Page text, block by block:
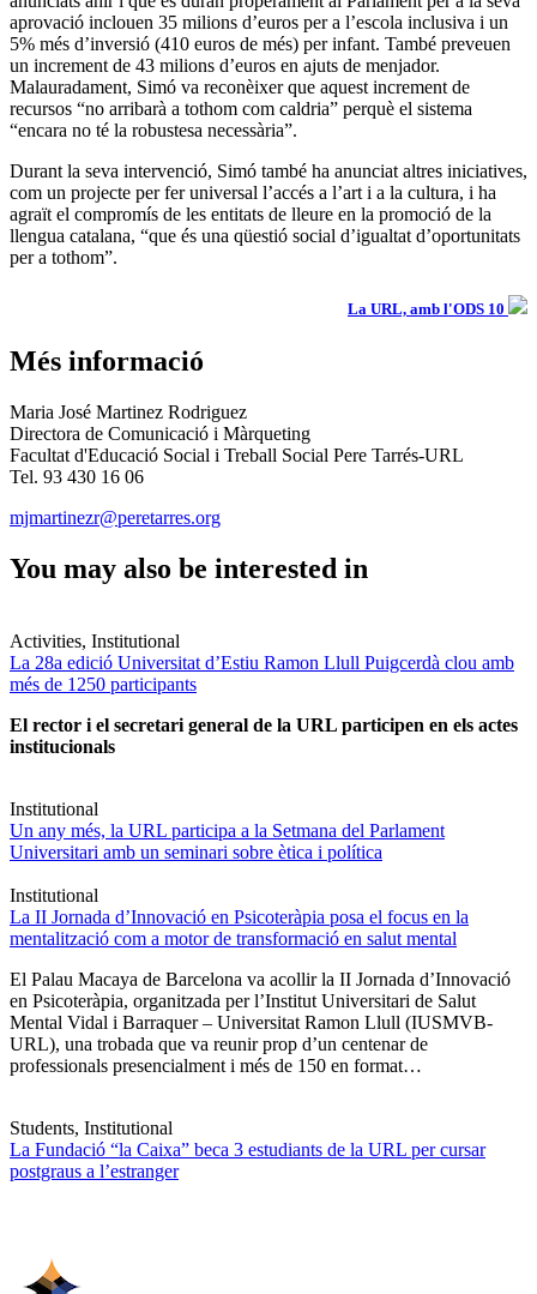
aprovació inclouen 35 milions d’euros per a l’escola inclusiva i un
5% més d’inversió (410 euros de més) per infant. També preveuen
un increment de 43 milions d’euros en ajuts de menjador.
Malauradament, Simó va reconèixer que aquest increment de
recursos “no arribarà a tothom com caldria” perquè el sistema
“encara no té la robustesa necessària”.
Durant la seva intervenció, Simó també ha anunciat altres iniciatives,
com un projecte per fer universal l’accés a l’art i a la cultura, i ha
agraït el compromís de les entitats de lleure en la promoció de la
llengua catalana, “que és una qüestió social d’igualtat d’oportunitats
per a tothom”.
La URL, amb l'ODS 10
Més informació
Maria José Martinez Rodriguez
Directora de Comunicació i Màrqueting
Facultat d'Educació Social i Treball Social Pere Tarrés-URL
Tel. 93 430 16 06
mjmartinezr@peretarres.org
You may also be interested in
Activities, Institutional
La 28a edició Universitat d’Estiu Ramon Llull Puigcerdà clou amb
més de 1250 participants
El rector i el secretari general de la URL participen en els actes
institucionals
Institutional
Un any més, la URL participa a la Setmana del Parlament
Universitari amb un seminari sobre ètica i política
Institutional
La II Jornada d’Innovació en Psicoteràpia posa el focus en la
mentalització com a motor de transformació en salut mental
El Palau Macaya de Barcelona va acollir la II Jornada d’Innovació
en Psicoteràpia, organitzada per l’Institut Universitari de Salut
Mental Vidal i Barraquer – Universitat Ramon Llull (IUSMVB-
URL), una trobada que va reunir prop d’un centenar de
professionals presencialment i més de 150 en format…
Students, Institutional
La Fundació “la Caixa” beca 3 estudiants de la URL per cursar
postgraus a l’estranger